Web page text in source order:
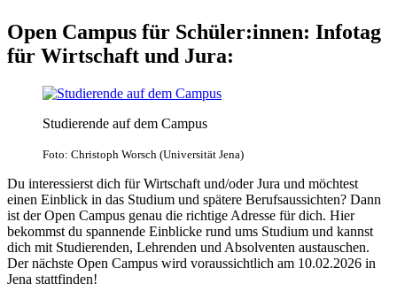
Open Campus für Schüler:innen: Infotag
für Wirtschaft und Jura:
Studierende auf dem Campus
Foto: Christoph Worsch (Universität Jena)
Du interessierst dich für Wirtschaft und/oder Jura und möchtest
einen Einblick in das Studium und spätere Berufsaussichten? Dann
ist der Open Campus genau die richtige Adresse für dich. Hier
bekommst du spannende Einblicke rund ums Studium und kannst
dich mit Studierenden, Lehrenden und Absolventen austauschen.
Der nächste Open Campus wird voraussichtlich am 10.02.2026 in
Jena stattfinden!